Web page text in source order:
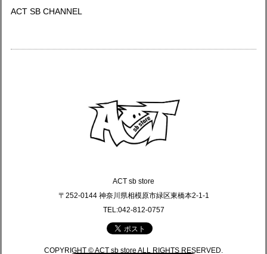
ACT SB CHANNEL
ACT sb store
〒252-0144 神奈川県相模原市緑区東橋本2-1-1
TEL:042-812-0757
COPYRIGHT © ACT sb store ALL RIGHTS RESERVED.